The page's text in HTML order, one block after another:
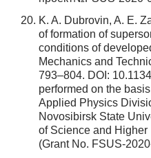
K. A. Dubrovin, A. E.
of formation of
conditions of
Mechanics and
793–804. DOI:
performed on the
Applied Physics
Novosibirsk State
of Science and
(Grant No. FSUS-